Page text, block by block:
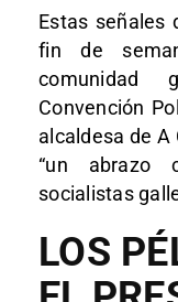
Estas señales
fin de
comunidad
Convención
alcaldesa de A
“un abrazo
socialistas
LOS